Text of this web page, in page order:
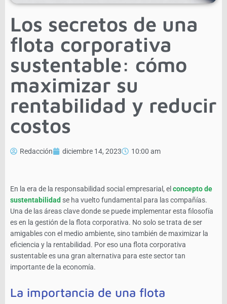
Los secretos de una
flota corporativa
sustentable: cómo
maximizar su
rentabilidad y reducir
costos
Redacción diciembre 14, 2023 10:00 am
En la era de la responsabilidad social empresarial, el concepto de
sustentabilidad se ha vuelto fundamental para las compañías.
Una de las áreas clave donde se puede implementar esta filosofía
es en la gestión de la flota corporativa. No solo se trata de ser
amigables con el medio ambiente, sino también de maximizar la
eficiencia y la rentabilidad. Por eso una flota corporativa
sustentable es una gran alternativa para este sector tan
importante de la economía.
La importancia de una flota